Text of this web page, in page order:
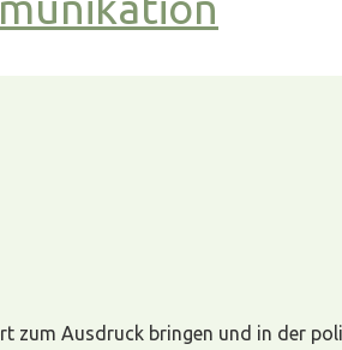
zum Ausdruck bringen und in der